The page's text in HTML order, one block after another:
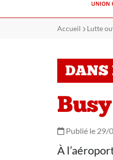
Accueil Lutte
DANS
Publié le 29/
À